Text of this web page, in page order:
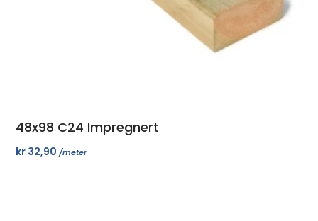
48x98 C24 Impregnert
kr 32,90 /meter